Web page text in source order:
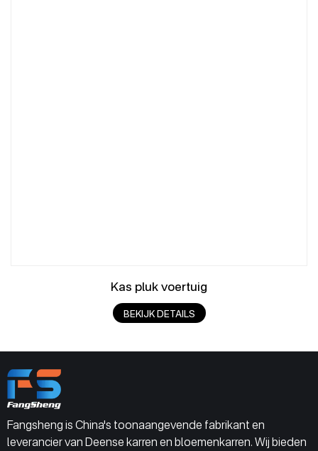
Kas pluk voertuig
BEKIJK DETAILS
Fangsheng is China's toonaangevende fabrikant en
leverancier van Deense karren en bloemenkarren. Wij bieden